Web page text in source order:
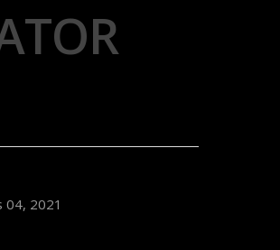
04, 2021